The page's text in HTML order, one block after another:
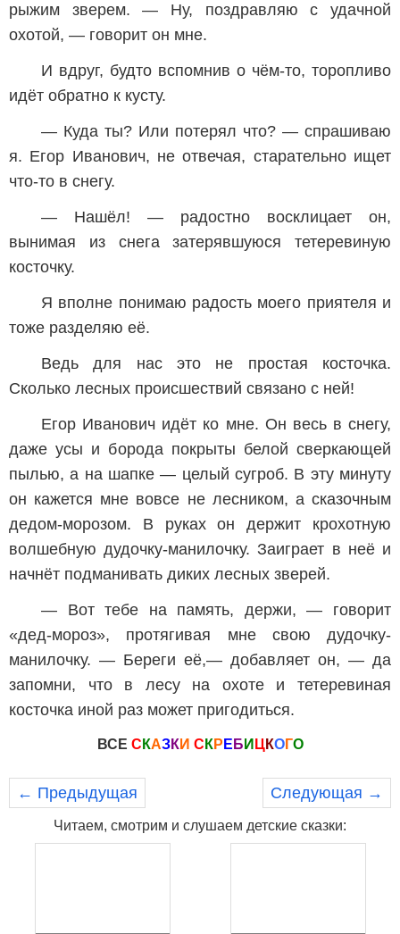
рыжим зверем. — Ну, поздравляю с удачной
охотой, — говорит он мне.
И вдруг, будто вспомнив о чём-то, торопливо
идёт обратно к кусту.
— Куда ты? Или потерял что? — спрашиваю
я. Егор Иванович, не отвечая, старательно ищет
что-то в снегу.
— Нашёл! — радостно восклицает он,
вынимая из снега затерявшуюся тетеревиную
косточку.
Я вполне понимаю радость моего приятеля и
тоже разделяю её.
Ведь для нас это не простая косточка.
Сколько лесных происшествий связано с ней!
Егор Иванович идёт ко мне. Он весь в снегу,
даже усы и борода покрыты белой сверкающей
пылью, а на шапке — целый сугроб. В эту минуту
он кажется мне вовсе не лесником, а сказочным
дедом-морозом. В руках он держит крохотную
волшебную дудочку-манилочку. Заиграет в неё и
начнёт подманивать диких лесных зверей.
— Вот тебе на память, держи, — говорит
«дед-мороз», протягивая мне свою дудочку-
манилочку. — Береги её,— добавляет он, — да
запомни, что в лесу на охоте и тетеревиная
косточка иной раз может пригодиться.
ВСЕ С КАЗКИ С КР Е Б И ЦКОГО
← Предыдущая Следующая →
Читаем, смотрим и слушаем детские сказки: